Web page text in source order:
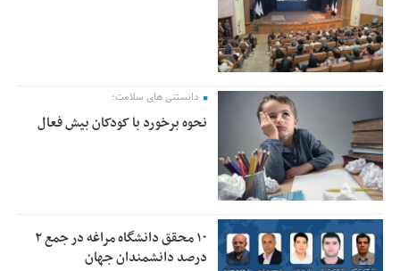
دانستنی های سلامت؛
نحوه برخورد با کودکان بیش فعال
۱۰ محقق دانشگاه مراغه در جمع ۲
درصد دانشمندان جهان